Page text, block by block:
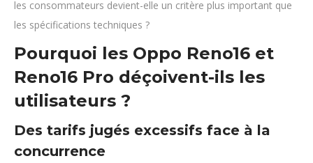
les consommateurs devient-elle un critère plus important que
les spécifications techniques ?
Pourquoi les Oppo Reno16 et
Reno16 Pro déçoivent-ils les
utilisateurs ?
Des tarifs jugés excessifs face à la
concurrence